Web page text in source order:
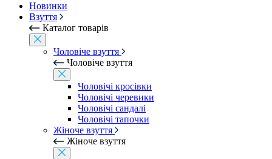
Новинки
Взуття
Каталог товарів
Чоловіче взуття
Чоловіче взуття
Чоловічі кросівки
Чоловічі черевики
Чоловічі сандалі
Чоловічі тапочки
Жіноче взуття
Жіноче взуття